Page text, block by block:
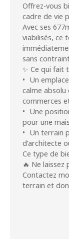
Offrez-vous
cadre de vie
Avec ses
viabilisés, ce
sans
✨ Ce qui fait
Un
calme
commerces
Une
pour une
Un terrain
d’architecte
Ce type de
🔥 Ne
Contactez
terrain et